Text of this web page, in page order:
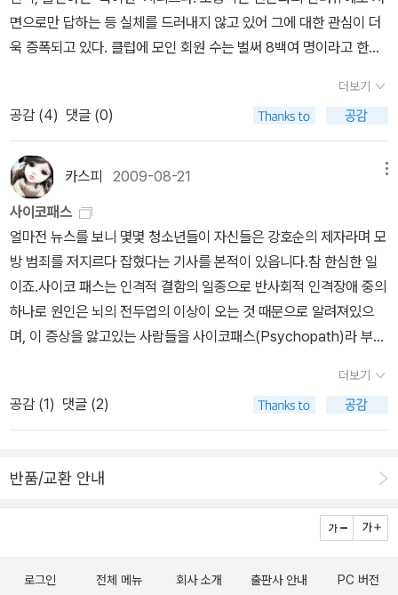
라지자 평범한 시민이 돼버린 덱스터. 수사에 도움이 1도 안되어 재미
까지 1도 없어지고 말았다. 많은 독자들이 고개를 절레절레 했던 작
kr/loveoctave/9385043다행히 '검은 승객'이 돌아와 우리가 아는
덱스터가 되었다. 이번에는 그야말로 대 위기다. 덱스터의 살인장면
을 누군가 녹화하여 그에게 보내온 것. 제대로 약점 잡혀버렸는데, 잔
뜩 쫄아버려 이렇다할 플레이가 안나와 보는 내내 답답해진다. 이 시
리즈는 일반 액션물로 보면 안 되고, 주인공이 어디까지 찌질해지는
가를 보는 맛으로 읽길 바란다. 5. 달콤한 킬러 덱스터 (2010) ★★
★★https://blog.aladin.co.kr/loveoctave/14735825찌질함
은 그대로지만 제법 안정화된 덱스터의 캐릭터. 그의 오래전 바람대
로 소시오패스에서 일반인의 모습으로 꽤 많이 변했다. 더이상 킬러
가 되고 싶지 않은데, 여전히 마이애미는 괴물들이 득실거려서 평범
히 살기가 쉽지 않다. 이번에는 사람을 잡아먹는 식인과의 대결이다.
기스라 하겠다.약 10년 가까이 국내서 미출간 중이라 더는 생각이 없
어.
감대를 가지기도 더 수월하더군요. 미국 특유의 약간 비꼬는 듯한 유
머도 더 잘 표현되어있어서 덱스터가 좀 더 인간적으로 느껴지기도
하구요.엄청나게 재미있다거나 좋다고 하기엔 부족한 작품이지만 재
미삼아 읽기에는 좋습니다. 근데 아무리 글로 표현했다고해도 굉장히
잔인한 장면이 많습니다. 그런 부분은 일부러 세세하게 읽지는 않았
말 잔인하더군요.어쨋든 어린 시절의 상처인지 타고난 본성인지 연쇄
살인범의 운명을 타고난 텍스터. 경찰인 양아버지를 잘 만난덕에 잡
히지 않고 악당만 죽인다는 명분아래 본인의 취미와 사회적인 생활을
현재까지는 잘 영위하고 있습니다. 사회적인 가면으로 생각하고 만난
여친과 얼떨결에 결혼도 하게 되고 자신을 꼭 닮은 양아들에 앙녀까
지 가지게 된데다 설상가상 아내가 임신까지 하게됩니다. 다음편에는
아마 딸이 태어날 모양입니다. 언제나 자신은 인간의 감정을 잘 느끼
지 못한다고 하지만 딸의 탄생은 그에게도 또 다른 느낌을 주는 모양
해나갈수 있을지. 그만 읽을까했던 시즌인데 덱스터의 확 달라진 모
습이 예고된터라 다음 편도 결국 사봐야할것 같습니다.
면으로만 답하는 등 실체를 드러내지 않고 있어 그에 대한 관심이 더
욱 증폭되고 있다. 클럽에 모인 회원 수는 벌써 8백여 명이라고 한다.
a.com/fbin/output?f=M__&n=200608050024 비채의 모중
석에 관한 글.. 우리의 모중석 씨는 모던 스릴러 전문가입니다. 그의
개인 서재엔 세계 곳곳에서 사들인 엄청난 양의 스릴러 소설이 가득
꽂혀 있습니다. 다양한 문화체험과 다양한 분야의 책을 읽긴 합니다
만 스릴러에 대한 애정이 너무 강한 나머지 모중석 씨는 모든 것을 스
릴러로 연결해 생각을 정리할 정도입니다. 아마추어 작가이기도 한
그는 직접 한국형 스릴러를 몇 편 쓰기도 했습니다. 하지만 자신이 존
경하는 대가들을 따라가기에는 아직 멀었다는 판단이 들어 여러 출판
사의 출간제의를 거절해오고 있습니다. 그러던 어느 날, 그는 지난 10
여 년간 준비한 자료를 들고 도서출판 비채 사무실을 두드립니다. 사
람들의 혼을 쏙 빼놓을 만한 모던 스릴러 소설을 한가득 품에 안고 과
감히 자신의 이름을 건 시리즈를 제안합니다. 도서출판 비채는 그의
외모에서 풍기는 범상치 않은 모습에 반해 그 시리즈를 수락하게 됩
었습니다. 모중석 씨는 자신의 이름을 건만큼 꼭 이 시리즈를 불후의
져 좋은 작품만을 엄선해 읽고, 생각하고, 이를 자료로 정리하고 있습
니다. 스릴러 문학은 다양한 세계를 아우르는 풍성한 읽을거리를 제
공합니다. 법정, 첩보, 액션, 의학, 범죄, 로맨스, 역사, 정치, 과학, 그
더보기
공감 (4) 댓글 (0)
카스피 2009-08-21
사이코패스
얼마전 뉴스를 보니 몇몇 청소년들이 자신들은 강호순의 제자라며 모
방 범죄를 저지르다 잡혔다는 기사를 본적이 있읍니다.참 한심한 일
이죠.사이코 패스는 인격적 결함의 일종으로 반사회적 인격장애 중의
하나로 원인은 뇌의 전두엽의 이상이 오는 것 때문으로 알려져있으
며, 이 증상을 앓고있는 사람들을 사이코패스(Psychopath)라 부른
활성화되지 않기 때문에 감정을 느끼는 데 매우 미숙하며 상대방의
입장을 해아리지 못해 이기적이며, 또한 감정을 느끼지 못하는 대신
에 매우 이성적이고 계산적이며 일반적으로 유능하고 똑똑하다고 합
기때문에 정치계나 업계의 상위 계층에 속한 사람들에도 찾아볼 수
패스가 꽤 있겠군요^^;;;결국 사이코패스는 넓은 의미에서 남과 의사
하는 것)을 말하는데 요즘 우리 주변을 보면 용산이나 쌍룡 사태를 보
더보기
공감 (1) 댓글 (2)
반품/교환 안내
로그인 전체 메뉴 회사 소개 출판사 안내 PC 버전